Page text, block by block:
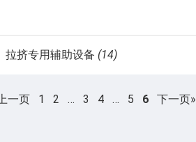
拉挤专用辅助设备 (14)
一页 1 2 … 3 4 … 5 6 下一页»